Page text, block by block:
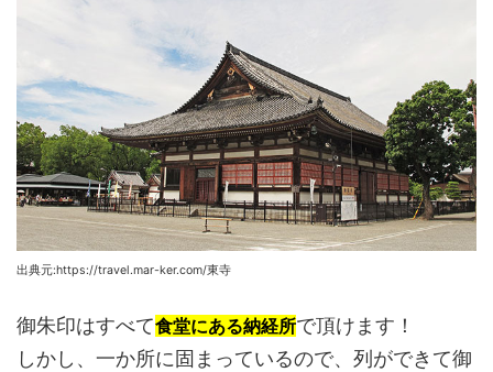
出典元:https://travel.mar-ker.com/東寺
御朱印はすべて食堂にある納経所で頂けます！
しかし、一か所に固まっているので、列ができて御